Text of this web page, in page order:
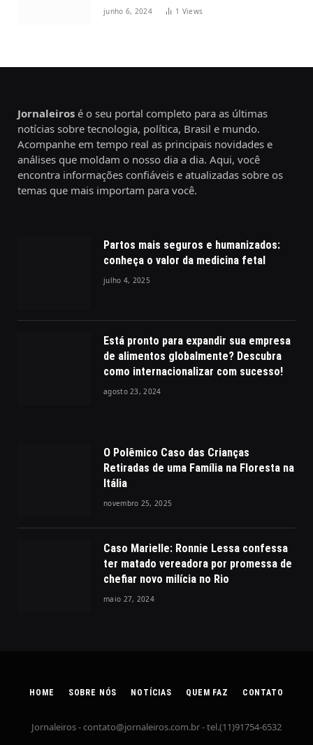
junho 6, 2024 1 Views
Jornaleiros é o seu portal completo para as últimas
notícias sobre tecnologia, política, Brasil e mundo.
Acompanhe em tempo real as principais novidades e
análises que moldam o nosso dia a dia. Aqui, você
encontra informações confiáveis e atualizadas sobre os
temas que mais importam para você.
Partos mais seguros e humanizados:
conheça o valor da medicina fetal
julho 4, 2025
Está pronto para expandir sua empresa
de alimentos globalmente? Descubra
como internacionalizar com sucesso!
agosto 23, 2024
O Polêmico Caso das Crianças
Retiradas de uma Família na Floresta na
Itália
novembro 25, 2025
Caso Marielle: Ronnie Lessa confessa
ter matado vereadora por promessa de
chefiar novo milícia no Rio
maio 27, 2024
HOME SOBRE NÓS NOTÍCIAS QUEM FAZ CONTATO
Jornaleiros -contato@jornaleiros.com.br- tel.(11)91754-6532